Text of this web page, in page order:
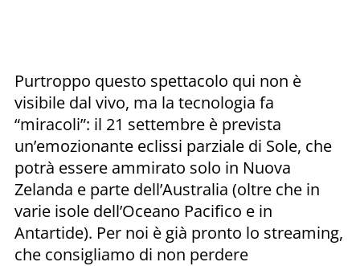
Purtroppo questo spettacolo qui non è
visibile dal vivo, ma la tecnologia fa
“miracoli”: il 21 settembre è prevista
un’emozionante eclissi parziale di Sole, che
potrà essere ammirato solo in Nuova
Zelanda e parte dell’Australia (oltre che in
varie isole dell’Oceano Pacifico e in
Antartide). Per noi è già pronto lo streaming,
che consigliamo di non perdere